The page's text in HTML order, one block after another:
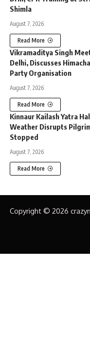
Shimla
August 7, 2026
Read More
Vikramaditya Singh
Delhi, Discusses
Party Organisation
August 7, 2026
Read More
Kinnaur Kailash Yatra
Weather Disrupts
Stopped
August 7, 2026
Read More
Copyright © 2026